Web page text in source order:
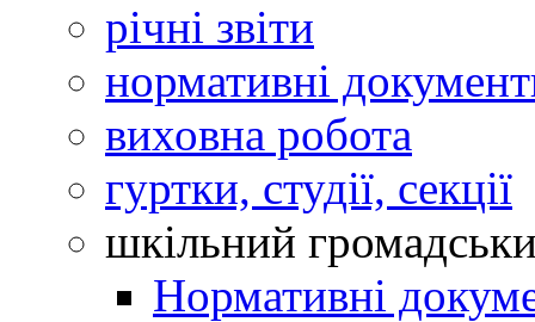
річні звіти
нормативні
виховна робота
гуртки, студії, секції
шкільний
Нормативні